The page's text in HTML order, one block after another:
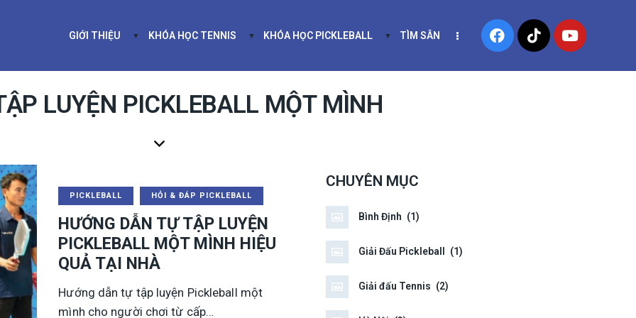
GIỚI THIỆU KHÓA HỌC TENNIS KHÓA HỌC PICKLEBALL TÌM SÂN
KHÓA HỌC TENNIS
LUYỆN PICKLEBALL MỘT MÌNH
PICKLEBALL HỎI & ĐÁP PICKLEBALL
HƯỚNG DẪN TỰ TẬP LUYỆN
PICKLEBALL MỘT MÌNH HIỆU
QUẢ TẠI NHÀ
Hướng dẫn tự tập luyện Pickleball một
mình cho người chơi từ cấp…
CHUYÊN MỤC
Bình Định (1)
Giải Đấu Pickleball (1)
Giải đấu Tennis (2)